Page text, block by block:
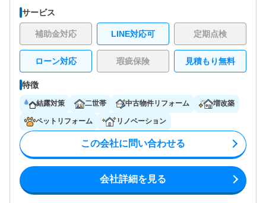
サービス
補助金対応 LINE対応可 定期点検
ローン対応 瑕疵保険 見積もり無料
特徴
結露対策 二世帯 中古物件リフォーム 増改築
ペットリフォーム リノベーション
この会社に問い合わせる
会社詳細を見る